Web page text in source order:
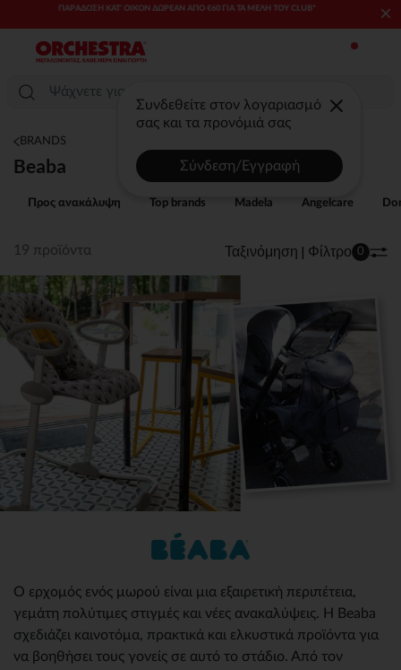
SALES & PROMOS: ΈΩΣ -70% ΜΊΑ ΕΠΙΛΟΓΉ ΤΗΣ ΣΥΛΛΟΓΉΣ ΜΌΔΑΣ
×
Συνδεθείτε στον λογαριασμό
σας και τα προνόμιά σας
Σύνδεση/Εγγραφή
BRANDS
Beaba
Προς ανακάλυψη Top brands Madela Angelcare
19 προϊόντα Ταξινόμηση | Φίλτρο 0
Ο ερχομός ενός μωρού είναι μια εξαιρετική περιπέτεια,
γεμάτη πολύτιμες στιγμές και νέες ανακαλύψεις. Η Beaba
σχεδιάζει καινοτόμα, πρακτικά και ελκυστικά προϊόντα για
να βοηθήσει τους γονείς σε αυτό το στάδιο. Από τον